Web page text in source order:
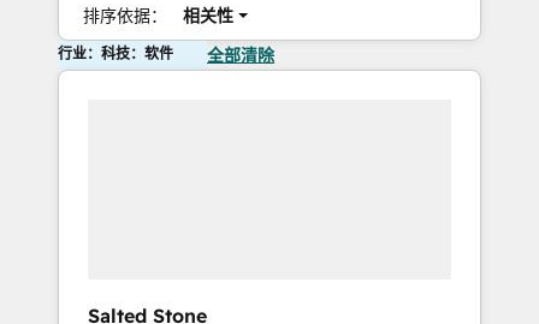
排序依据： 相关性
行业：科技：软件 全部清除
Salted Stone